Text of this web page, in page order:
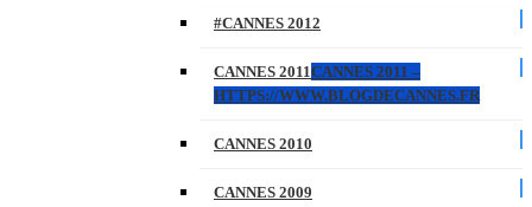
#CANNES 2012
CANNES 2011CANNES 2011 –
HTTPS://WWW.BLOGDECANNES.FR
CANNES 2010
CANNES 2009